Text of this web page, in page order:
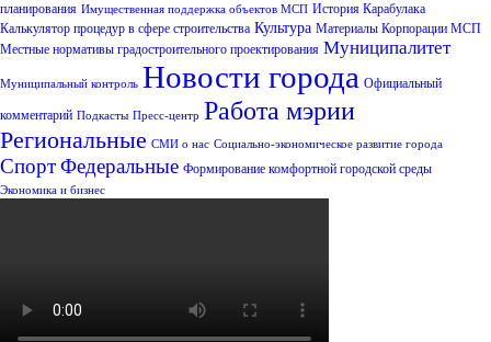
планирования Имущественная поддержка объектов МСП История Карабулака
Калькулятор процедур в сфере строительства Культура Материалы Корпорации МСП
Местные нормативы градостроительного проектирования Муниципалитет
Муниципальный контроль Новости города Официальный
комментарий Подкасты Пресс-центр Работа мэрии
Региональные СМИ о нас Социально-экономическое развитие города
СпортФедеральные Формирование комфортной городской среды
Экономика и бизнес